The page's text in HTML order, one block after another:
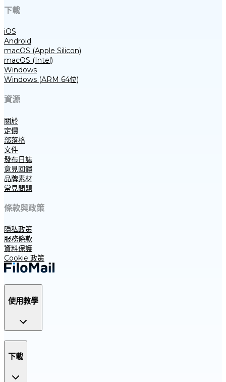
下載
iOS
Android
macOS (Apple Silicon)
macOS (Intel)
Windows
Windows (ARM 64位)
資源
關於
定價
部落格
文件
發布日誌
意見回饋
品牌素材
常見問題
條款與政策
隱私政策
服務條款
資料保護
Cookie 政策
使用教學
下載